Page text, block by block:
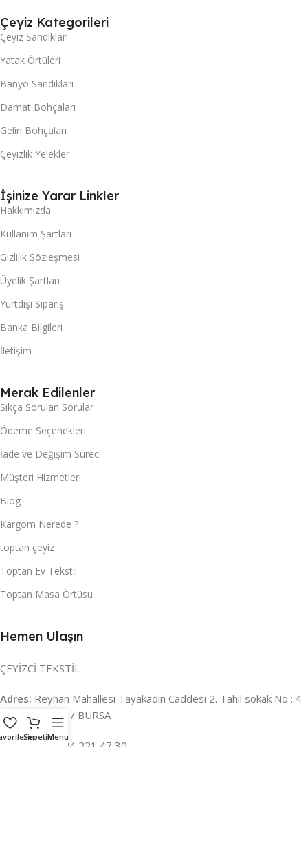
Çeyiz Kategorileri
Çeyiz Sandıkları
Yatak Örtüleri
Banyo Sandıkları
Damat Bohçaları
Gelin Bohçaları
Çeyizlik Yelekler
İşinize Yarar Linkler
Hakkımızda
Kullanım Şartları
Gizlilik Sözleşmesi
Üyelik Şartları
Yurtdışı Sipariş
Banka Bilgileri
İletişim
Merak Edilenler
Sıkça Sorulan Sorular
Ödeme Seçenekleri
İade ve Değişim Süreci
Müşteri Hizmetleri
Blog
Kargom Nerede ?
toptan çeyiz
Toptan Ev Tekstil
Toptan Masa Örtüsü
Hemen Ulaşın
ÇEYİZCİ TEKSTİL
Adres: Reyhan Mahallesi Tayakadın Caddesi 2. Tahıl sokak No : 4
/ a Osmangazi / BURSA
İLETİŞİM : 0224 221 47 30
SepetimMenu